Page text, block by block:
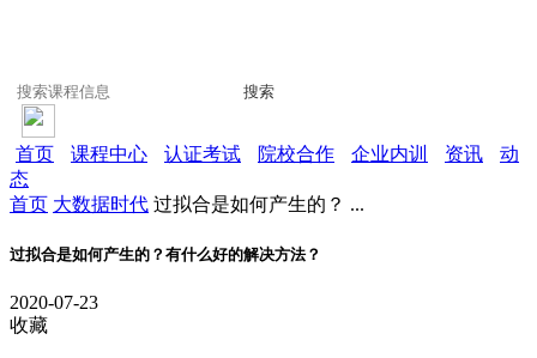
搜索
首页 课程中心 认证考试 院校合作 企业内训 资讯
动
态
首页 大数据时代 过拟合是如何产生的？ ...
过拟合是如何产生的？有什么好的解决方法？
2020-07-23
收藏